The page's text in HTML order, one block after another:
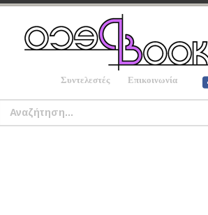
Συντελεστές Επικοινωνία